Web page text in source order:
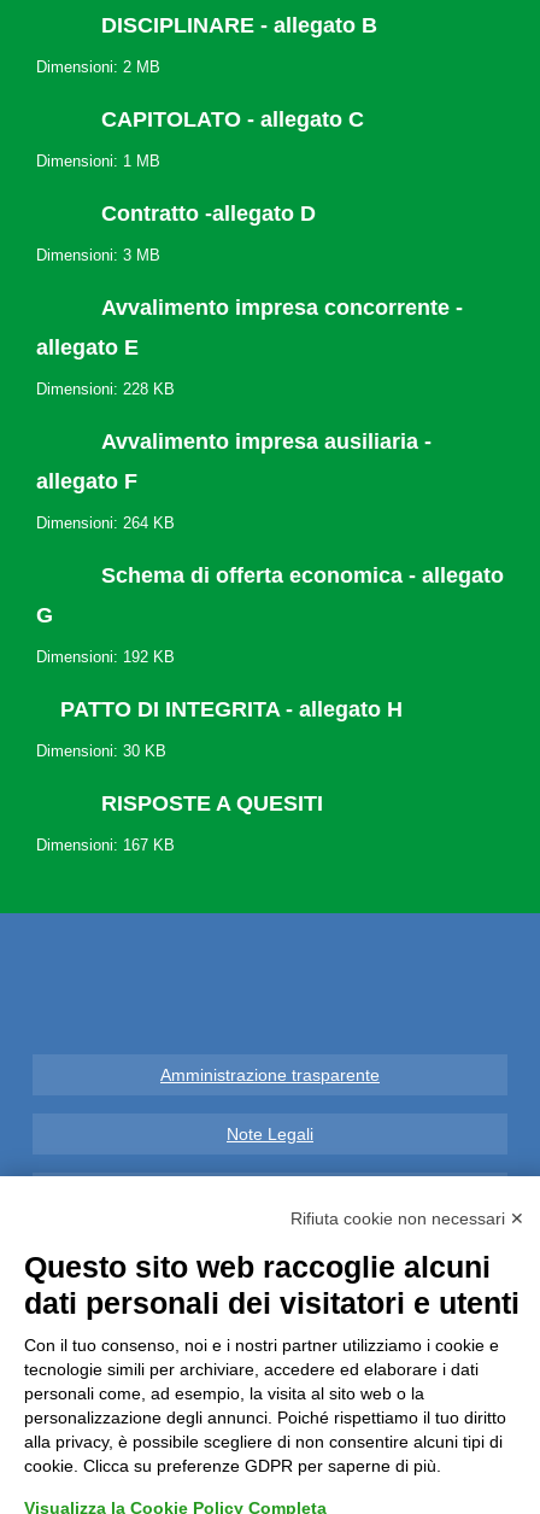
DISCIPLINARE - allegato B
Dimensioni: 2 MB
CAPITOLATO - allegato C
Dimensioni: 1 MB
Contratto -allegato D
Dimensioni: 3 MB
Avvalimento impresa concorrente -
allegato E
Dimensioni: 228 KB
Avvalimento impresa ausiliaria -
allegato F
Dimensioni: 264 KB
Schema di offerta economica - allegato
G
Dimensioni: 192 KB
PATTO DI INTEGRITA - allegato H
Dimensioni: 30 KB
RISPOSTE A QUESITI
Dimensioni: 167 KB
Amministrazione trasparente
Note Legali
Informative GDPR (679/2016)
Reclami
Rimborsi ed Indennizzi
Contatti
Rifiuta cookie non necessari ✕
Questo sito web raccoglie alcuni
dati personali dei visitatori e utenti
Con il tuo consenso, noi e i nostri partner utilizziamo i cookie e
tecnologie simili per archiviare, accedere ed elaborare i dati
personali come, ad esempio, la visita al sito web o la
personalizzazione degli annunci. Poiché rispettiamo il tuo diritto
alla privacy, è possibile scegliere di non consentire alcuni tipi di
cookie. Clicca su preferenze GDPR per saperne di più.
Visualizza la Cookie Policy Completa